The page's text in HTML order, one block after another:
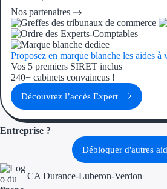
Nos partenaires
Proposez en marque blanche les aides à
Vos 5 premiers SIRET inclus
240+ cabinets convaincus !
Découvrez l’accès Expert
Entreprise ?
Débloquer d'autres
CA Durance-Luberon-Verdon